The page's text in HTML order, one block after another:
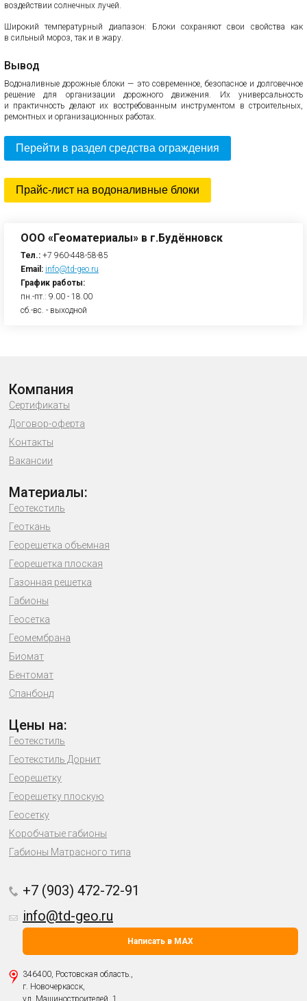
воздействии солнечных лучей.
Широкий температурный диапазон: Блоки сохраняют свои свойства как
в сильный мороз, так и в жару.
Вывод
Водоналивные дорожные блоки — это современное, безопасное и долговечное
решение для организации дорожного движения. Их универсальность
и практичность делают их востребованным инструментом в строительных,
ремонтных и организационных работах.
Перейти в раздел средства ограждения
Прайс-лист на водоналивные блоки
ООО «Геоматериалы» в г.Будённовск
Тел.: +7 960-448-58-85
Email: info@td-geo.ru
График работы:
пн.-пт.: 9.00 - 18.00
сб.-вс. - выходной
Компания
Сертификаты
Договор-оферта
Контакты
Вакансии
Материалы:
Геотекстиль
Геоткань
Георешетка объемная
Георешетка плоская
Газонная решетка
Габионы
Геосетка
Геомембрана
Биомат
Бентомат
Спанбонд
Цены на:
Геотекстиль
Геотекстиль Дорнит
Георешетку
Георешетку плоскую
Геосетку
Коробчатые габионы
Габионы Матрасного типа
+7 (903) 472-72-91
info@td-geo.ru
Написать в MAX
346400, Ростовская область.,
г. Новочеркасск,
ул. Машиностроителей, 1